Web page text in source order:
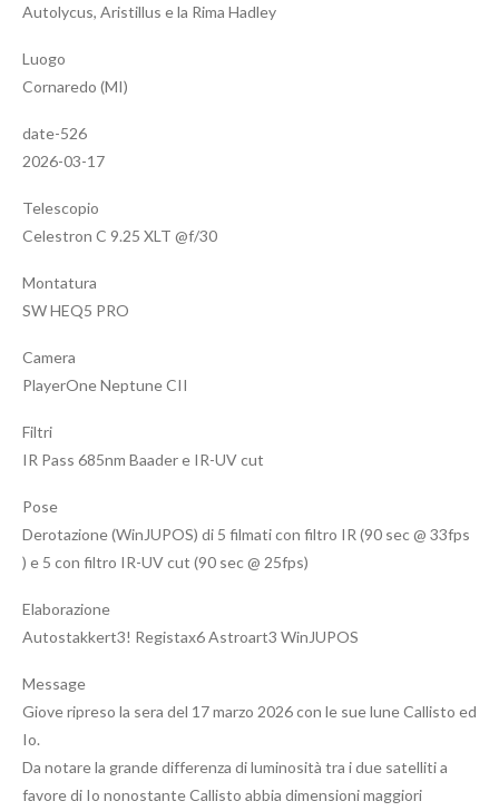
Autolycus, Aristillus e la Rima Hadley
Luogo
Cornaredo (MI)
date-526
2026-03-17
Telescopio
Celestron C 9.25 XLT @f/30
Montatura
SW HEQ5 PRO
Camera
PlayerOne Neptune CII
Filtri
IR Pass 685nm Baader e IR-UV cut
Pose
Derotazione (WinJUPOS) di 5 filmati con filtro IR (90 sec @ 33fps
) e 5 con filtro IR-UV cut (90 sec @ 25fps)
Elaborazione
Autostakkert3! Registax6 Astroart3 WinJUPOS
Message
Giove ripreso la sera del 17 marzo 2026 con le sue lune Callisto ed
Io.
Da notare la grande differenza di luminosità tra i due satelliti a
favore di Io nonostante Callisto abbia dimensioni maggiori